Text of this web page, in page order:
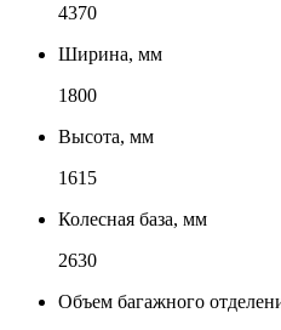
4370
Ширина, мм
1800
Высота, мм
1615
Колесная база, мм
2630
Объем багажного